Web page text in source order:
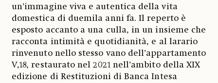
un’immagine viva e autentica della vita
domestica di duemila anni fa. Il reperto è
esposto accanto a una culla, in un insieme che
racconta intimità e quotidianità, e al larario
rinvenuto nello stesso vano dell’appartamento
V,18, restaurato nel 2021 nell’ambito della XIX
edizione di Restituzioni di Banca Intesa